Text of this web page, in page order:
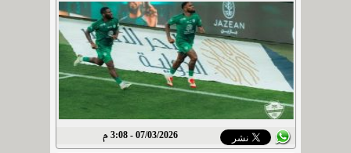
07/03/2026 - 3:08 م